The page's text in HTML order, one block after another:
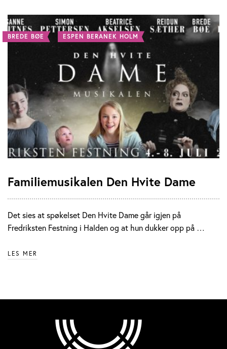
BREDE BØE ESPEN BERANEK HOLM
Familiemusikalen Den Hvite Dame
Det sies at spøkelset Den Hvite Dame går igjen på
Fredriksten Festning i Halden og at hun dukker opp på …
LES MER